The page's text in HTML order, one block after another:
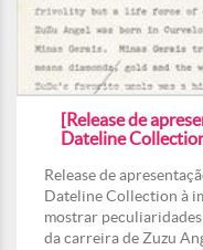
[Release de
Dateline
Release de
Dateline Collection à
mostrar
da carreira de Zuzu